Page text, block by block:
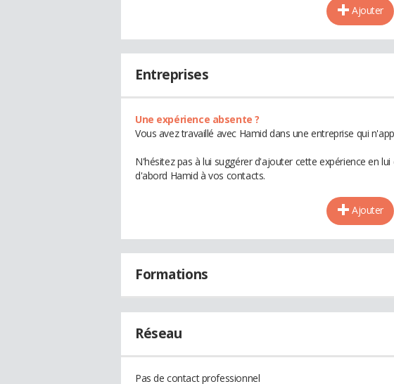
Ajouter
Entreprises
Une expérience absente ?
Vous avez travaillé avec Hamid dans une entreprise qui
N'hésitez pas à lui suggérer d'ajouter cette expérience en
d'abord Hamid à vos contacts.
Ajouter
Formations
Réseau
Pas de contact professionnel